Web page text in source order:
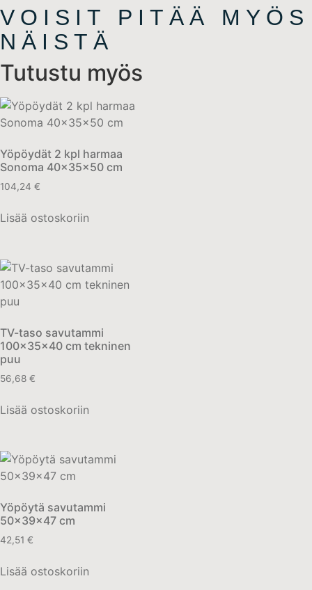
VOISIT PITÄÄ MYÖS
NÄISTÄ
Tutustu myös
Yöpöydät 2 kpl harmaa
Sonoma 40x35x50 cm
104,24 €
Lisää ostoskoriin
TV-taso savutammi
100x35x40 cm tekninen
puu
56,68 €
Lisää ostoskoriin
Yöpöytä savutammi
50x39x47 cm
42,51 €
Lisää ostoskoriin